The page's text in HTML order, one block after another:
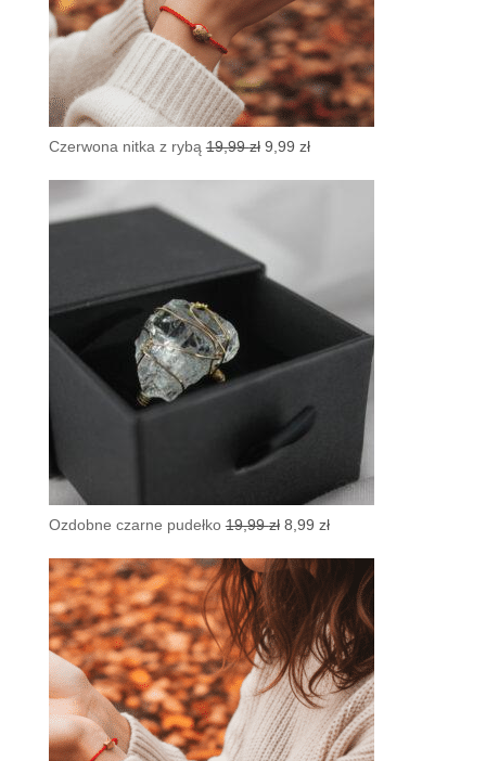
Czerwona nitka z rybą 19,99zł Pierwotna
9,99 złAktualna
Ozdobne czarne pudełko 19,99zł Pierwotna
wynosiła:
19,99 zł.
8,99 złAktualna
wynosi:
8,99 zł.